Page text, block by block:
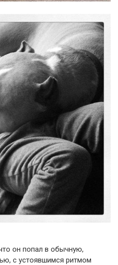
он попал в обычную,
с устоявшимся ритмом